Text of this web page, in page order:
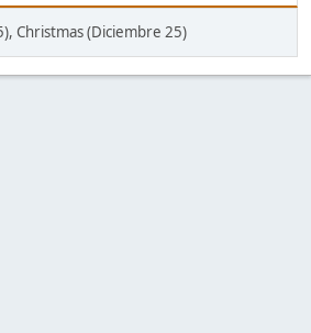
Christmas (Diciembre 25)